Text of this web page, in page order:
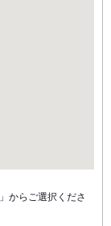
」からご選択くださ